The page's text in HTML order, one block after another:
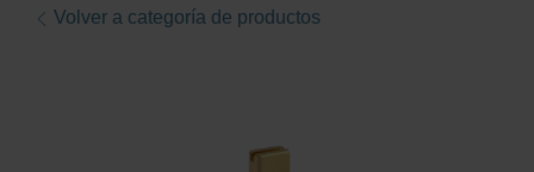
Volver a categoría de productos